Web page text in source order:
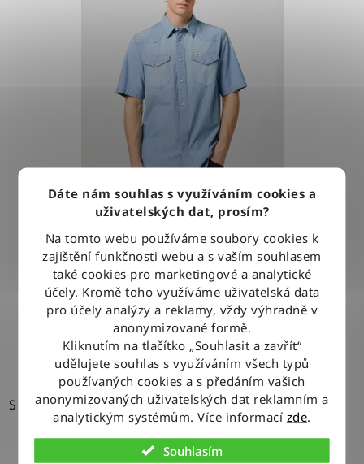
Dáte nám souhlas s využíváním cookies a
uživatelských dat, prosím?
Na tomto webu používáme soubory cookies k
zajištění funkčnosti webu a s vaším souhlasem
také cookies pro marketingové a analytické
účely. Kromě toho využíváme uživatelská data
pro účely analýzy a reklamy, vždy výhradně v
anonymizované formě.
Kliknutím na tlačítko „Souhlasit a zavřít“
udělujete souhlas s využíváním všech typů
používaných cookies a s předáním vašich
anonymizovaných uživatelských dat reklamním a
analytickým systémům. Více informací zde.
Souhlasím
Košile Wrangler WESTERN SHIRT LIGHT STONE
1 279 Kč
DETAIL
S